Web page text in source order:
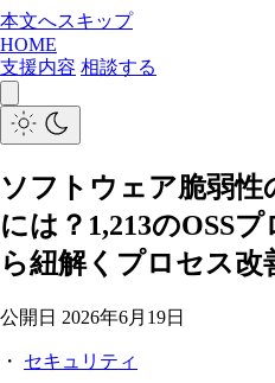
本文へスキップ
HOME
支援内容 相談する
ソフトウェア脆弱性
には？1,213のOSS
ら紐解くプロセス改
公開日 2026年6月19日
・ セキュリティ